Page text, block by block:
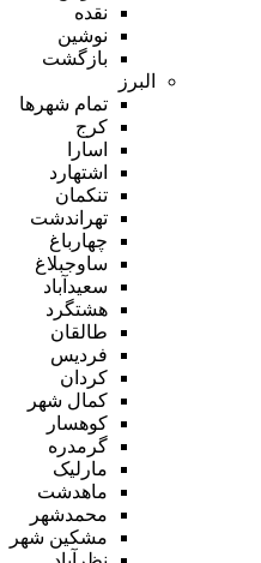
نقده
نوشین
بازگشت
البرز
تمام شهر‌ها
کرج
اسارا
اشتهارد
تنکمان
تهراندشت
چهارباغ
ساوجبلاغ
سعیدآباد
هشتگرد
طالقان
فردیس
کردان
کمال شهر
کوهسار
گرمدره
مارلیک
ماهدشت
محمدشهر
مشکین شهر